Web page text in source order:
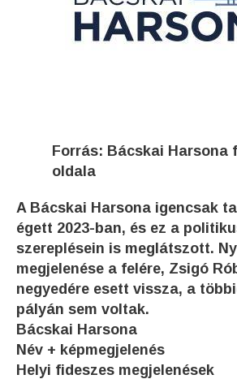
Forrás: Bácskai Harsona
oldala
A Bácskai Harsona igencsak
égett 2023-ban, és ez a
szereplésein is meglátszott.
megjelenése a felére, Zsigó
negyedére esett vissza, a
pályán sem voltak.
Bácskai Harsona
Név + képmegjelenés
Helyi fideszes megjelenések